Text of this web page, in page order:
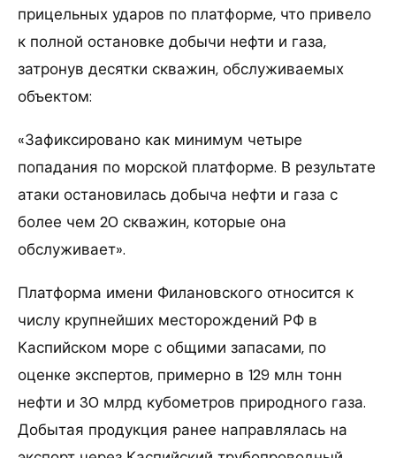
прицельных ударов по платформе, что привело
к полной остановке добычи нефти и газа,
затронув десятки скважин, обслуживаемых
объектом:
«Зафиксировано как минимум четыре
попадания по морской платформе. В результате
атаки остановилась добыча нефти и газа с
более чем 20 скважин, которые она
обслуживает».
Платформа имени Филановского относится к
числу крупнейших месторождений РФ в
Каспийском море с общими запасами, по
оценке экспертов, примерно в 129 млн тонн
нефти и 30 млрд кубометров природного газа.
Добытая продукция ранее направлялась на